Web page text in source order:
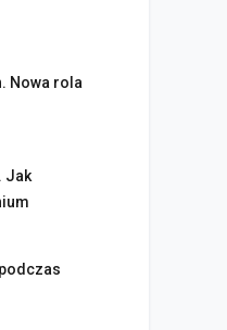
Nowa rola
Jak